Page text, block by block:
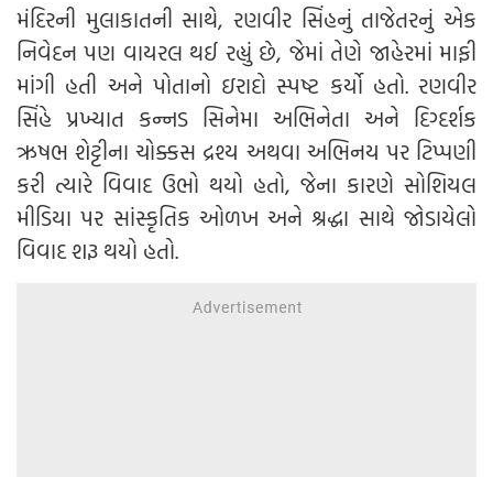
મંદિરની મુલાકાતની સાથે, રણવીર સિંહનું તાજેતરનું એક
નિવેદન પણ વાયરલ થઈ રહ્યું છે, જેમાં તેણે જાહેરમાં માફી
માંગી હતી અને પોતાનો ઇરાદો સ્પષ્ટ કર્યો હતો. રણવીર
સિંહે પ્રખ્યાત કન્નડ સિનેમા અભિનેતા અને દિગ્દર્શક
ઋષભ શેટ્ટીના ચોક્કસ દ્રશ્ય અથવા અભિનય પર ટિપ્પણી
કરી ત્યારે વિવાદ ઉભો થયો હતો, જેના કારણે સોશિયલ
મીડિયા પર સાંસ્કૃતિક ઓળખ અને શ્રદ્ધા સાથે જોડાયેલો
વિવાદ શરૂ થયો હતો.